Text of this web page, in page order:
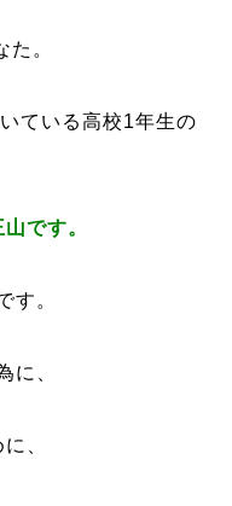
。
ている高校1年生の
です。
す。
に、
、